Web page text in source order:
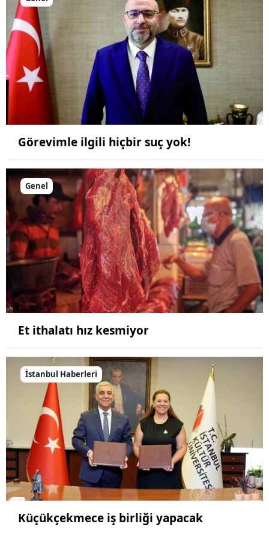
Görevimle ilgili hiçbir suç yok!
Genel
Et ithalatı hız kesmiyor
İstanbul Haberleri
Küçükçekmece iş birliği yapacak